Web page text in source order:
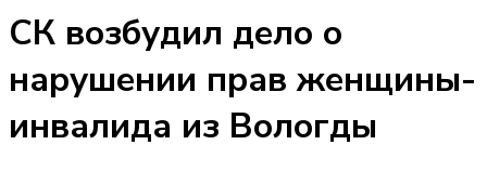
СК возбудил дело о
нарушении прав женщины-
инвалида из Вологды